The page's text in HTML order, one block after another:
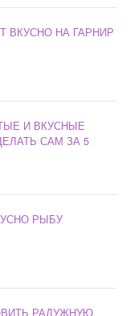
ВКУСНО НА ГАРНИР
И ВКУСНЫЕ
САМ ЗА 5
РЫБУ
РАДУЖНУЮ